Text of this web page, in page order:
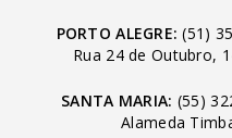
PORTO ALEGRE: (51)
Rua 24 de Outubro,
SANTA MARIA: (55)
Alameda